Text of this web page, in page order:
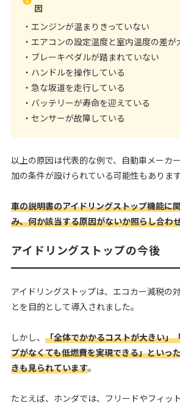
因
・エンジンが温まりきっていない
・エアコンの設定温度と室内温度の差が
・ブレーキペダルが踏まれていない
・ハンドルを操作している
・急な坂道を走行している
・バッテリーが寿命を迎えている
・センサーが故障している
以上の原因は代表的な例で、自動車メーカ
加の条件が設けられている可能性もあります
車の説明書のアイドリングストップ機能に
み、何か該当する原因がないか照らし合わ
アイドリングストップの今後
アイドリングストップは、エコカー減税の
とを目的として導入されました。
しかし、 「全体でかかるコストが大きい」
プがなくても低燃費を実現できる」といっ
きも見られています。
たとえば、ホンダでは、フリードやフィッ